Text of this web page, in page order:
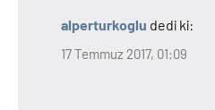
alperturkoglu dedi ki:
17 Temmuz 2017, 01:09